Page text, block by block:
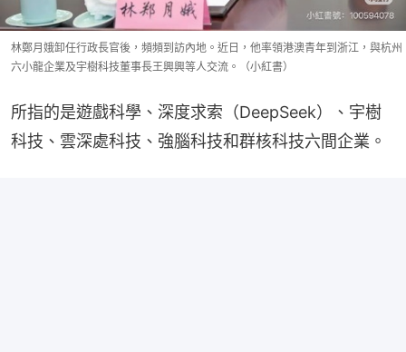
林鄭月娥卸任行政長官後，頻頻到訪內地。近日，他率領港澳青年到浙江，與杭州
六小龍企業及宇樹科技董事長王興興等人交流。（小紅書）
所指的是遊戲科學、深度求索（DeepSeek）、宇樹
科技、雲深處科技、強腦科技和群核科技六間企業。